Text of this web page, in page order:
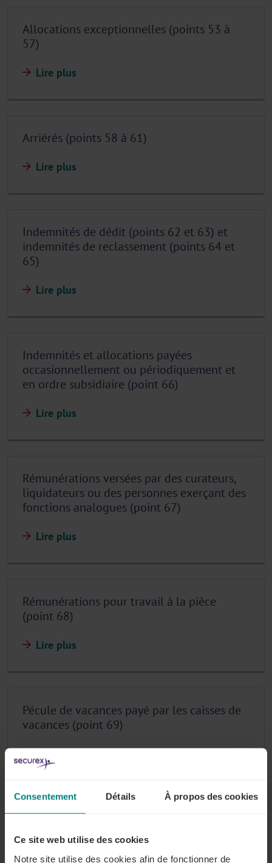
Consentement Détails À propos des cookies
Ce site web utilise des cookies
Notre site utilise des cookies afin de fonctionner de
Allocations exceptionnelles (points 53 à
57)
Lire plus
Arriérés (points 58 à 61)
Lire plus
Indemnités de dédit (points 62 et 63) et
indemnités de reclassement (points 64 et
65)
Lire plus
Indemnités et allocations payées
occasionnellement ou périodiquement et
en ordre subsidiaire (point 66)
Lire plus
Rémunérations versées par des curateurs,
liquidateurs ou des personnes exerçant des
fonctions analogues (point 67)
Lire plus
Rémunérations pour travail à la pièce
(point 68)
Lire plus
Pécule de vacances payé par les caisses de
vacances (point 69)
Primes de fin d'année et de fidélité payées
et octroyées par les fonds de sécurité
d'existence (point 70)